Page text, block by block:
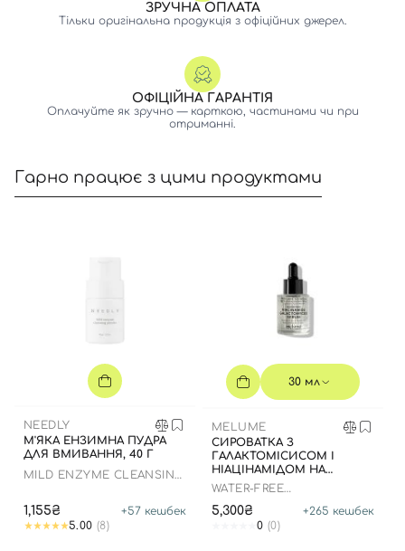
ЗРУЧНА ОПЛАТА
Тільки оригінальна продукція з офіційних джерел.
ОФІЦІЙНА ГАРАНТІЯ
Оплачуйте як зручно — карткою, частинами чи при
отриманні.
Гарно працює з цими продуктами
NEEDLY
М'ЯКА ЕНЗИМНА ПУДРА
ДЛЯ ВМИВАННЯ, 40 Г
MILD ENZYME CLEANSING
1,155₴ +57 кешбек
5.00 (8)
30 мл
MELUME
СИРОВАТКА З
ГАЛАКТОМІСИСОМ І
НІАЦІНАМІДОМ НА
БЕЗВОДНІЙ ОСНОВІ - 30
WATER-FREE
NIACINAMIDE SERUM
5,300₴ +265 кешбек
0 (0)